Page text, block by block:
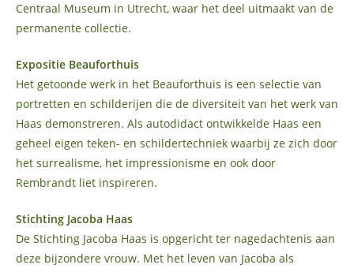
Centraal Museum in Utrecht, waar het deel uitmaakt van de
permanente collectie.
Expositie Beauforthuis
Het getoonde werk in het Beauforthuis is een selectie van
portretten en schilderijen die de diversiteit van het werk van
Haas demonstreren. Als autodidact ontwikkelde Haas een
geheel eigen teken- en schildertechniek waarbij ze zich door
het surrealisme, het impressionisme en ook door
Rembrandt liet inspireren.
Stichting Jacoba Haas
De Stichting Jacoba Haas is opgericht ter nagedachtenis aan
deze bijzondere vrouw. Met het leven van Jacoba als